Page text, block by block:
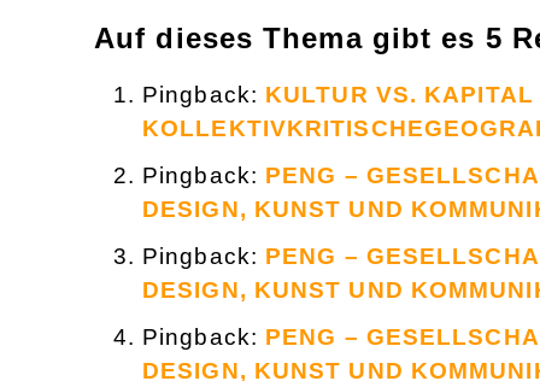
Auf dieses Thema gibt es 5
Pingback: KULTUR VS.
Pingback: PENG –
DESIGN, KUNST UND
Pingback: PENG –
DESIGN, KUNST UND
Pingback: PENG –
DESIGN, KUNST UND